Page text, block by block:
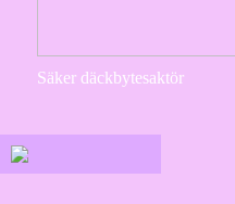
Säker däckbytesaktör